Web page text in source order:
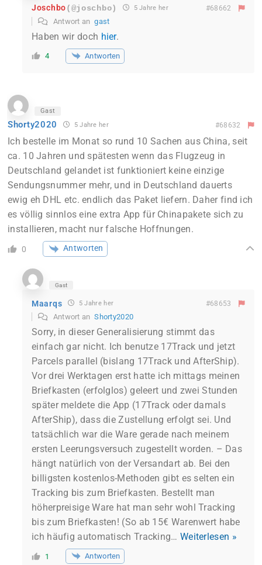
Joschbo(@joschbo) 5 Jahre her #68662
Antwort angast
Haben wir doch hier.
4 Antworten
Gast
Shorty2020 5 Jahre her #68632
Ich bestelle im Monat so rund 10 Sachen aus China, seit
ca. 10 Jahren und spätesten wenn das Flugzeug in
Deutschland gelandet ist funktioniert keine einzige
Sendungsnummer mehr, und in Deutschland dauerts
ewig eh DHL etc. endlich das Paket liefern. Daher find ich
es völlig sinnlos eine extra App für Chinapakete sich zu
installieren, macht nur falsche Hoffnungen.
0 Antworten
Gast
Maarqs 5 Jahre her #68653
Antwort anShorty2020
Sorry, in dieser Generalisierung stimmt das
einfach gar nicht. Ich benutze 17Track und jetzt
Parcels parallel (bislang 17Track und AfterShip).
Vor drei Werktagen erst hatte ich mittags meinen
Briefkasten (erfolglos) geleert und zwei Stunden
später meldete die App (17Track oder damals
AfterShip), dass die Zustellung erfolgt sei. Und
tatsächlich war die Ware gerade nach meinem
ersten Leerungsversuch zugestellt worden. – Das
hängt natürlich von der Versandart ab. Bei den
billigsten kostenlos-Methoden gibt es selten ein
Tracking bis zum Briefkasten. Bestellt man
höherpreisige Ware hat man sehr wohl Tracking
bis zum Briefkasten! (So ab 15€ Warenwert habe
ich häufig automatisch Tracking… Weiterlesen »
1 Antworten